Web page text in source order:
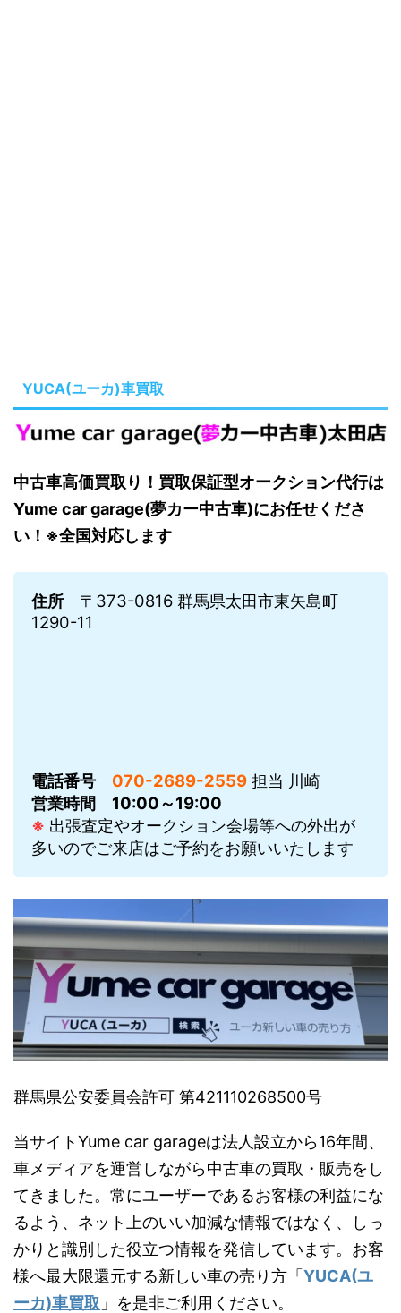
YUCA(ユーカ)車買取
中古車高価買取り！買取保証型オークション代行は
Yume car garage(夢カー中古車)にお任せくださ
い！※全国対応します
住所 〒373-0816 群馬県太田市東矢島町
1290-11
電話番号 070-2689-2559 担当 川崎
営業時間
10:00～19:00
※ 出張査定やオークション会場等への外出が
多いのでご来店はご予約をお願いいたします
群馬県公安委員会許可 第421110268500号
当サイトYume car garageは法人設立から16年間、
車メディアを運営しながら中古車の買取・販売をし
てきました。常にユーザーであるお客様の利益にな
るよう、ネット上のいい加減な情報ではなく、しっ
かりと識別した役立つ情報を発信しています。お客
様へ最大限還元する新しい車の売り方「 YUCA(ユ
ーカ)車買取 」を是非ご利用ください。